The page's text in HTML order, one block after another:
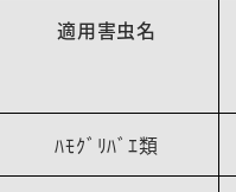
適用害虫名
ﾊﾓｸﾞﾘﾊﾞｴ類